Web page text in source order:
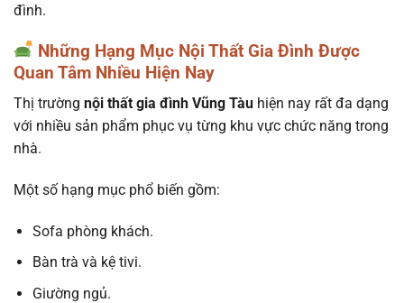
đình.
Những Hạng Mục Nội Thất Gia Đình Được
Quan Tâm Nhiều Hiện Nay
Thị trường nội thất gia đình Vũng Tàu hiện nay rất đa dạng
với nhiều sản phẩm phục vụ từng khu vực chức năng trong
nhà.
Một số hạng mục phổ biến gồm:
Sofa phòng khách.
Bàn trà và kệ tivi.
Giường ngủ.